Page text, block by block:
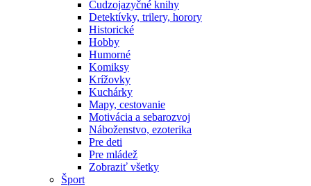
Cudzojazyčné knihy
Detektívky, trilery, horory
Historické
Hobby
Humorné
Komiksy
Krížovky
Kuchárky
Mapy, cestovanie
Motivácia a sebarozvoj
Náboženstvo, ezoterika
Pre deti
Pre mládež
Zobraziť všetky
Šport